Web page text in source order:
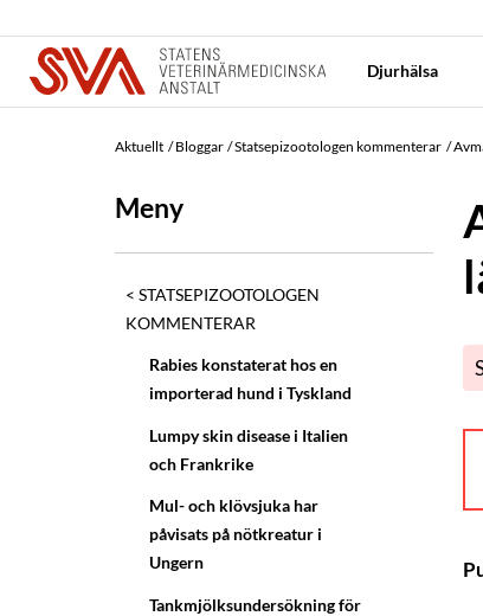
Djurhälsa
Aktuellt Bloggar Statsepizootologen kommenterar
Meny
STATSEPIZOOTOLOGEN
KOMMENTERAR
Rabies konstaterat hos en
importerad hund i Tyskland
Lumpy skin disease i Italien
och Frankrike
Mul- och klövsjuka har
påvisats på nötkreatur i
Ungern
Tankmjölksundersökning för